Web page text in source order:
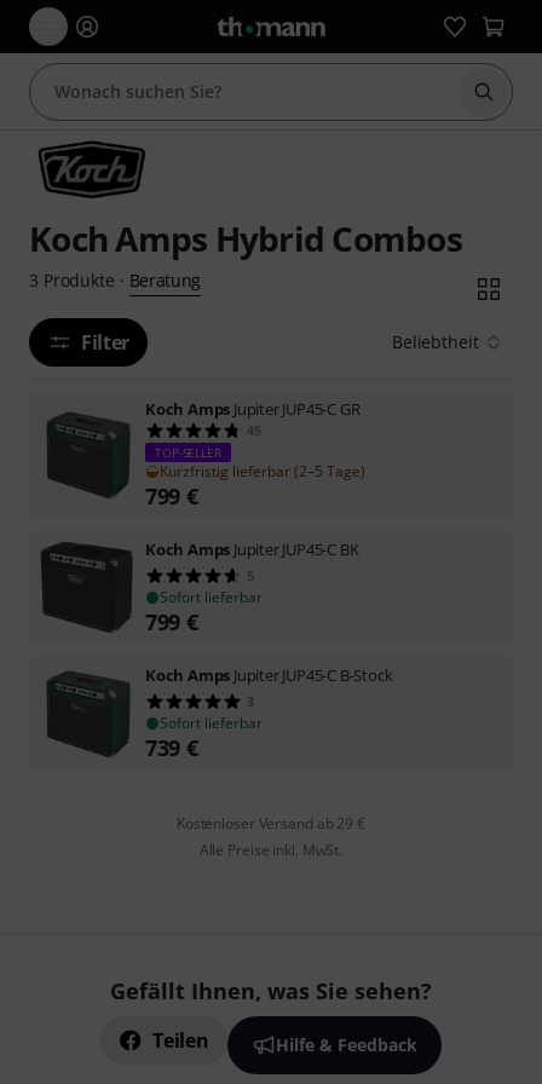
Suche
Koch Amps Hybrid Combos
3 Produkte · Beratung
Filter Beliebtheit
Koch Amps Jupiter JUP45-C GR
45
TOP-SELLER
Kurzfristig lieferbar (2–5 Tage)
799 €
Koch Amps Jupiter JUP45-C BK
5
Sofort lieferbar
799 €
Koch Amps Jupiter JUP45-C B-Stock
3
Sofort lieferbar
739 €
Kostenloser Versand ab 29 €
Alle Preise inkl. MwSt.
Gefällt Ihnen, was Sie sehen?
Teilen Hilfe & Feedback